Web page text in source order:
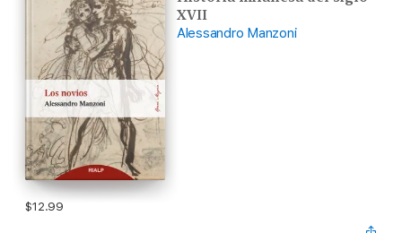
XVII
Alessandro Manzoni
$12.99